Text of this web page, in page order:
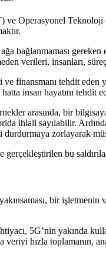
Operasyonel
bağlanmaması
verileri, insanları,
finansmanı tehdit eden
insan hayatını tehdit
arasında, bir
ihlali sayılabilir.
durdurmaya zorlayarak
gerçekleştirilen bu
bir
5G’nin yakında
hızla toplamanın,